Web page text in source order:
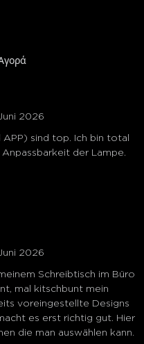
2026
sind top. Ich bin total
der Lampe.
2026
Schreibtisch im Büro
mal kitschbunt mein
voreingestellte Designs
es erst richtig gut. Hier
die man auswählen kann.